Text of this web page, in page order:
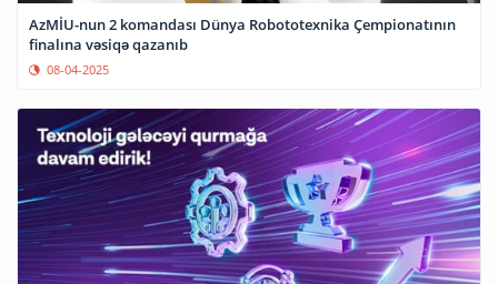
AzMİU-nun 2 komandası Dünya Robototexnika Çempionatının
finalına vəsiqə qazanıb
08-04-2025